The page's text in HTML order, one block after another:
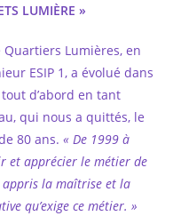
LUMIÈRE »
Lumières, en
ESIP 1, a évolué dans
d’abord en tant
qui nous a quittés, le
80 ans. « De 1999 à
et apprécier le métier de
appris la maîtrise et la
qu’exige ce métier. »